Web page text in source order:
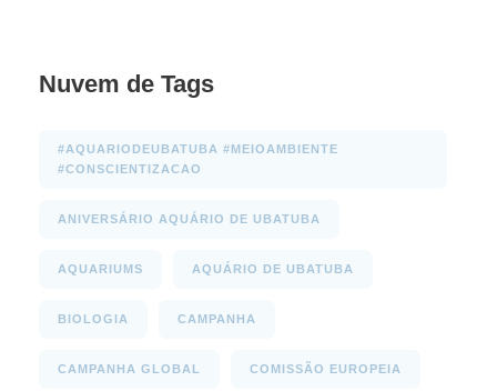
Nuvem de Tags
#AQUARIODEUBATUBA #MEIOAMBIENTE
#CONSCIENTIZACAO
ANIVERSÁRIO AQUÁRIO DE UBATUBA
AQUARIUMS AQUÁRIO DE UBATUBA
BIOLOGIA CAMPANHA
CAMPANHA GLOBAL COMISSÃO EUROPEIA